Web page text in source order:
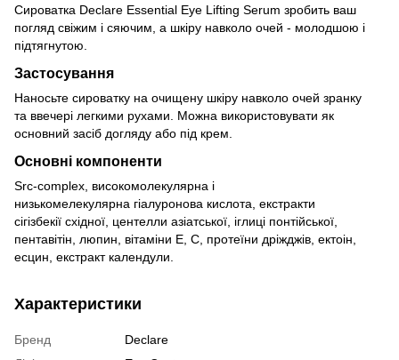
Сироватка Declare Essential Eye Lifting Serum зробить ваш
погляд свіжим і сяючим, а шкіру навколо очей - молодшою і
підтягнутою.
Застосування
Наносьте сироватку на очищену шкіру навколо очей зранку
та ввечері легкими рухами. Можна використовувати як
основний засіб догляду або під крем.
Основні компоненти
Src-complex, високомолекулярна і
низькомелекулярна гіалуронова кислота, екстракти
сігізбекії східної, центелли азіатської, іглиці понтійської,
пентавітін, люпин, вітаміни Е, С, протеїни дріжджів, ектоін,
есцин, екстракт календули.
Характеристики
Бренд
Declare